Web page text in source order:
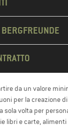
da un valore
per la creazione
sola volta per
libri e carte,